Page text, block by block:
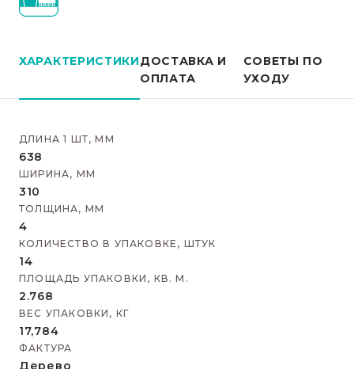
ХАРАКТЕРИСТИКИДОСТАВКА И
ОПЛАТА
СОВЕТЫ ПО
УХОДУ
ДЛИНА 1 ШТ, ММ
638
ШИРИНА, ММ
310
ТОЛЩИНА, ММ
4
КОЛИЧЕСТВО В УПАКОВКЕ, ШТУК
14
ПЛОЩАДЬ УПАКОВКИ, КВ. М.
2.768
ВЕС УПАКОВКИ, КГ
17,784
ФАКТУРА
Дерево